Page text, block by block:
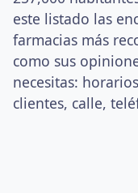
este listado las
farmacias más
como sus
necesitas:
clientes, calle,